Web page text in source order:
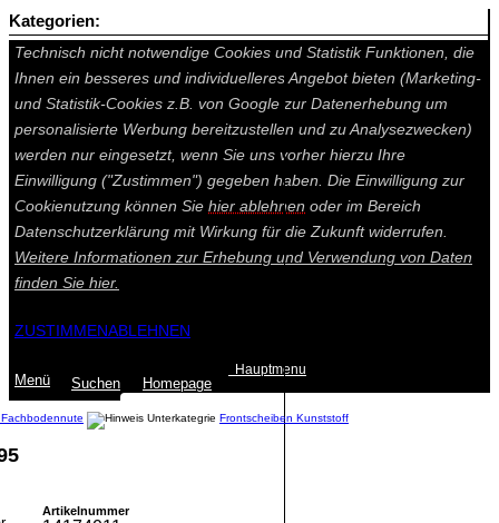
Auf dieser Seite werden technisch notwendige Cookies gesetzt.
Technisch nicht notwendige Cookies und Statistik Funktionen, die
Ihnen ein besseres und individuelleres Angebot bieten (Marketing-
und Statistik-Cookies z.B. von Google zur Datenerhebung um
personalisierte Werbung bereitzustellen und zu Analysezwecken)
werden nur eingesetzt, wenn Sie uns vorher hierzu Ihre
Einwilligung ("Zustimmen") gegeben haben. Die Einwilligung zur
Cookienutzung können Sie hier ablehnen oder im Bereich
Datenschutzerklärung mit Wirkung für die Zukunft widerrufen.
Weitere Informationen zur Erhebung und Verwendung von Daten
finden Sie hier.
ZUSTIMMENABLEHNEN
Menü Suchen Homepage
Hauptmenu
Frontscheiben Kunststoff
Artikelnummer
Kategorien: